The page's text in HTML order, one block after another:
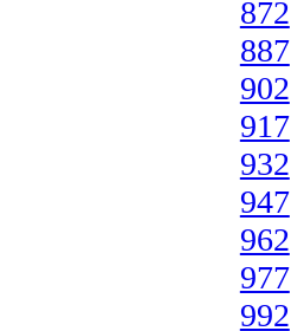
872
887
902
917
932
947
962
977
992